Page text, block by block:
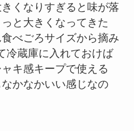
くなりすぎると味が落
と大きくなってきた
べごろサイズから摘み
冷蔵庫に入れておけば
キ感キープで使える
かなかいい感じなの